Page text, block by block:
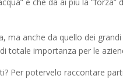
ma anche da quello dei
totale importanza per le
Per potervelo raccontare